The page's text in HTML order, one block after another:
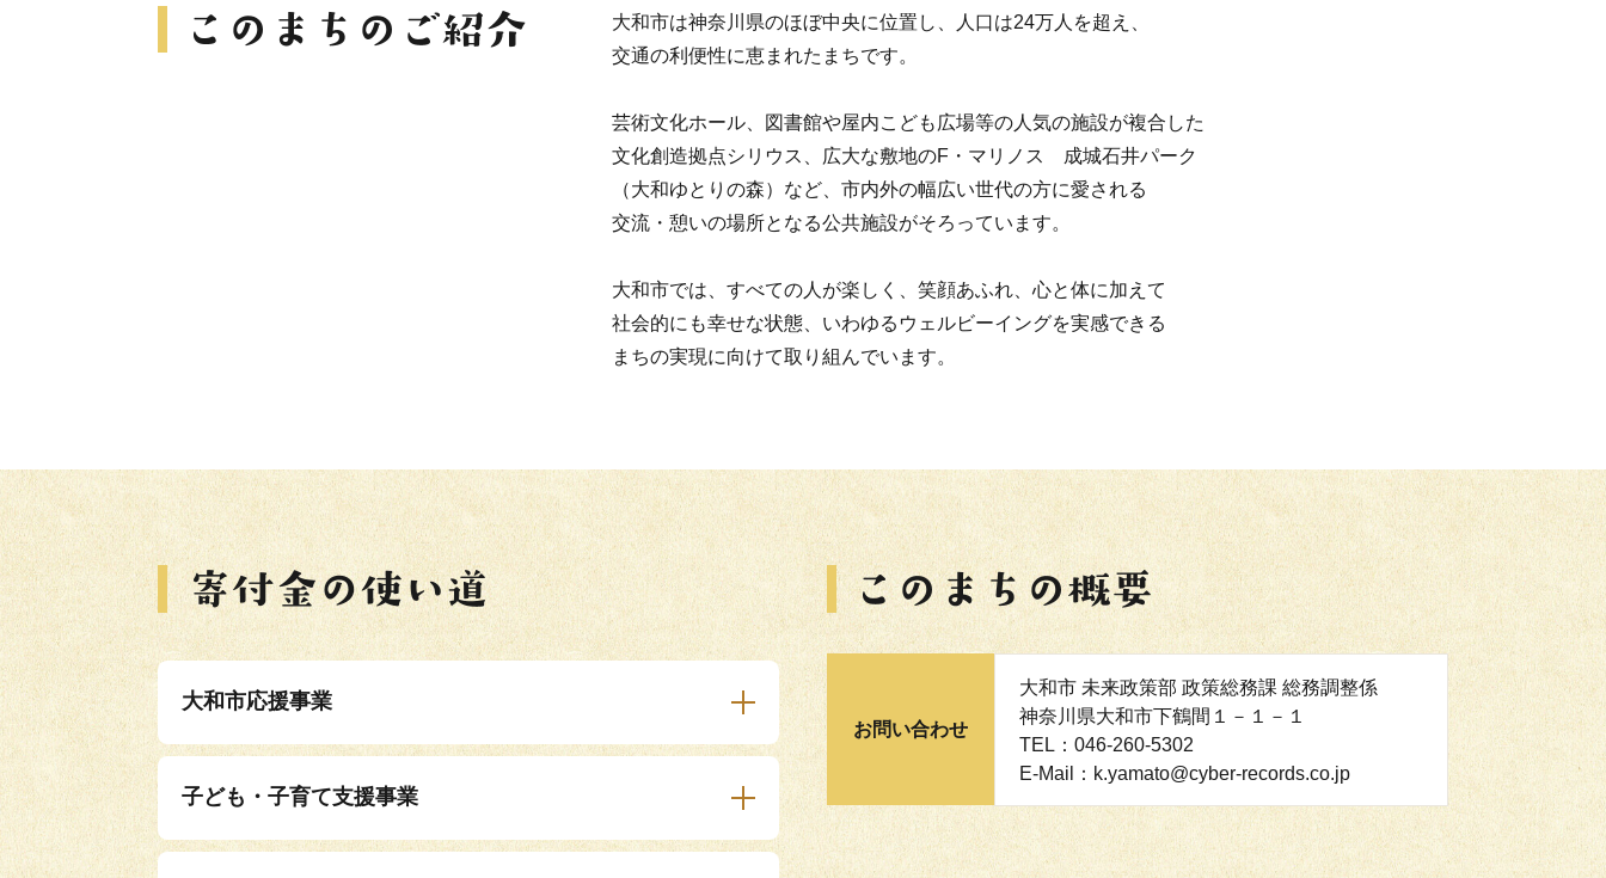
大和市は神奈川県のほぼ中央に位置し、人口は24万人を超え、
交通の利便性に恵まれたまちです。
芸術文化ホール、図書館や屋内こども広場等の人気の施設が複合した
文化創造拠点シリウス、広大な敷地のF・マリノス 成城石井パーク
（大和ゆとりの森）など、市内外の幅広い世代の方に愛される
交流・憩いの場所となる公共施設がそろっています。
大和市では、すべての人が楽しく、笑顔あふれ、心と体に加えて
社会的にも幸せな状態、いわゆるウェルビーイングを実感できる
まちの実現に向けて取り組んでいます。
大和市応援事業
子ども・子育て支援事業
お問い合わせ
大和市 未来政策部 政策総務課 総務調整係
神奈川県大和市下鶴間１－１－１
TEL：046-260-5302
E-Mail：k.yamato@cyber-records.co.jp